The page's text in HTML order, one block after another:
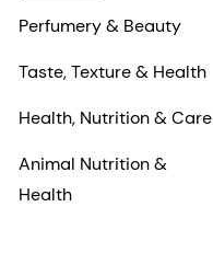
Perfumery & Beauty
Taste, Texture & Health
Health, Nutrition & Care
Animal Nutrition &
Health